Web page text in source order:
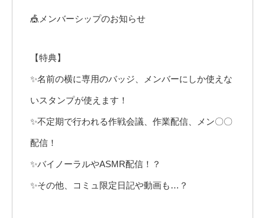
🎪メンバーシップのお知らせ
【特典】
✨名前の横に専用のバッジ、メンバーにしか使えな
いスタンプが使えます！
✨不定期で行われる作戦会議、作業配信、メン〇〇
配信！
✨バイノーラルやASMR配信！？
✨その他、コミュ限定日記や動画も…？